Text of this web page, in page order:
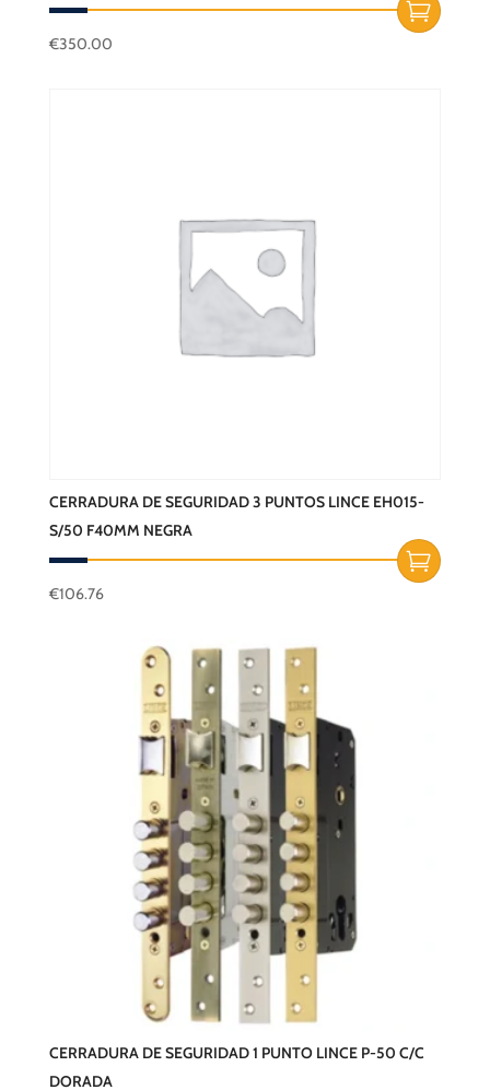
€350.00
CERRADURA DE SEGURIDAD 3 PUNTOS LINCE EH015-
S/50 F40MM NEGRA
€106.76
CERRADURA DE SEGURIDAD 1 PUNTO LINCE P-50 C/C
DORADA